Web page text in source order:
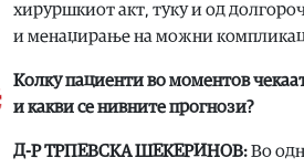
хируршкиот акт, туку и од
и менаџирање на можни
Колку пациенти во моментов
и какви се нивните прогнози?
Д-Р ТРПЕВСКА ШЕКЕРИНОВ:Во